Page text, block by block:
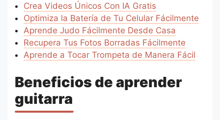
Crea Videos Únicos Con IA Gratis
Optimiza la Batería de Tu Celular Fácilmente
Aprende Judo Fácilmente Desde Casa
Recupera Tus Fotos Borradas Fácilmente
Aprende a Tocar Trompeta de Manera Fácil
Beneficios de aprender
guitarra